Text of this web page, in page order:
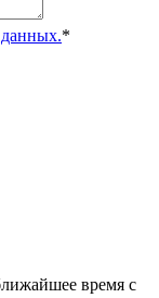
*
время с